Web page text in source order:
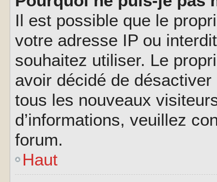
Il est possible que le
votre adresse IP ou
souhaitez utiliser. Le
avoir décidé de
tous les nouveaux
d’informations, veuillez
forum.
Haut